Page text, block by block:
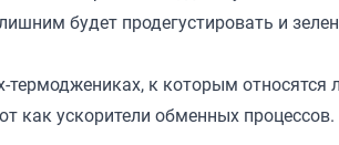
будет продегустировать и
термоджениках, к которым
как ускорители обменных процессов.